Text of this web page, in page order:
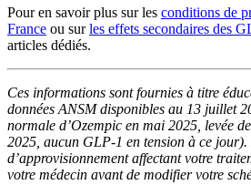
Pour en savoir plus sur les conditions de
France ou surles effets secondaires des
articles dédiés.
Ces informations sont fournies à titre
données ANSM disponibles au 13 juillet
normale d’Ozempic en mai 2025, levée
2025, aucun GLP-1 en tension à ce jour).
d’approvisionnement affectant votre
votre médecin avant de modifier votre